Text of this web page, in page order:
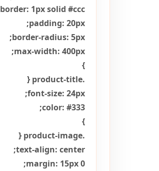
border: 1px solid #ccc;
padding: 20px;
border-radius: 5px;
max-width: 400px;
}
.product-title {
font-size: 24px;
color: #333;
}
.product-image {
text-align: center;
margin: 15px 0;